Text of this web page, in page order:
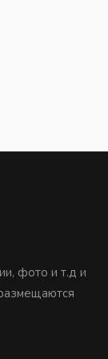
фото и т.д и